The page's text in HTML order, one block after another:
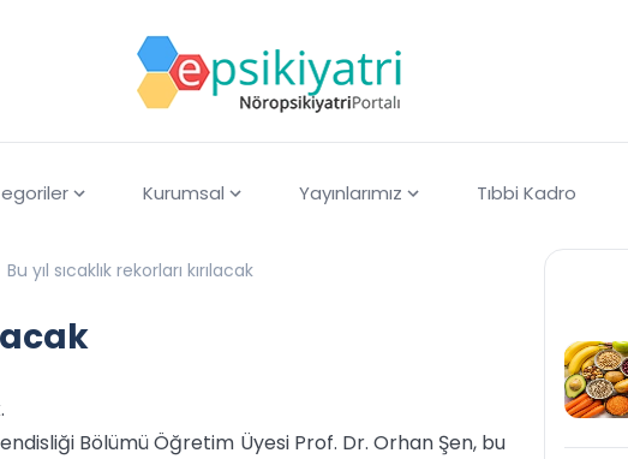
Kurumsal Yayınlarımız Tıbbi Kadro
Bu yıl sıcaklık rekorları kırılacak
Bölümü Öğretim Üyesi Prof. Dr. Orhan Şen, bu